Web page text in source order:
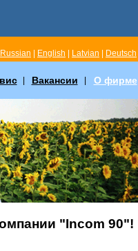
Russian English Latvian Deutsch
Вакансии О фирме
"Incom 90"!